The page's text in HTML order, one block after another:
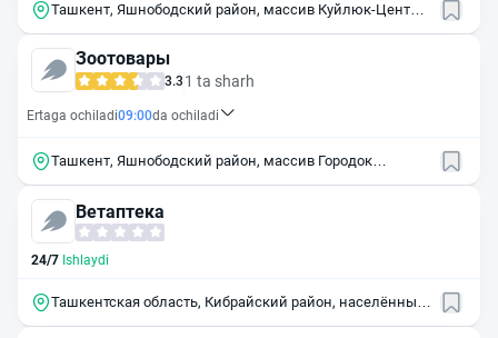
Ташкент, Яшнободский район, массив Куйлюк-Центр,
Зоотовары
3.3 1 ta sharh
Ertaga ochiladi09:00da ochiladi
Ташкент, Яшнободский район, массив Городок
Ветаптека
24/7 Ishlaydi
Ташкентская область, Кибрайский район, населённый